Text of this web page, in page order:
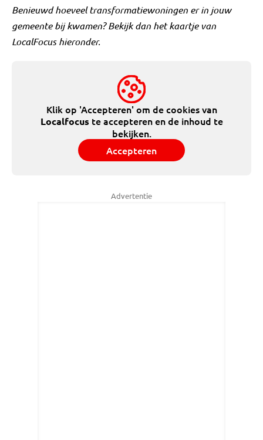
Benieuwd hoeveel transformatiewoningen er in jouw
gemeente bij kwamen? Bekijk dan het kaartje van
LocalFocus hieronder.
Klik op 'Accepteren' om de cookies van
Localfocus te accepteren en de inhoud te
bekijken.
Accepteren
Advertentie